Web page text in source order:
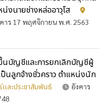
งนายช่างหล่ออาวุโส
าร 17 พฤศจิกายน พ.ศ. 2563
นบัญชีและการยกเลิกบัญชีผู้
นลูกจ้างชั่วคราว ตำแหน่งนัก
ละประชาสัมพันธ์
อังคาร